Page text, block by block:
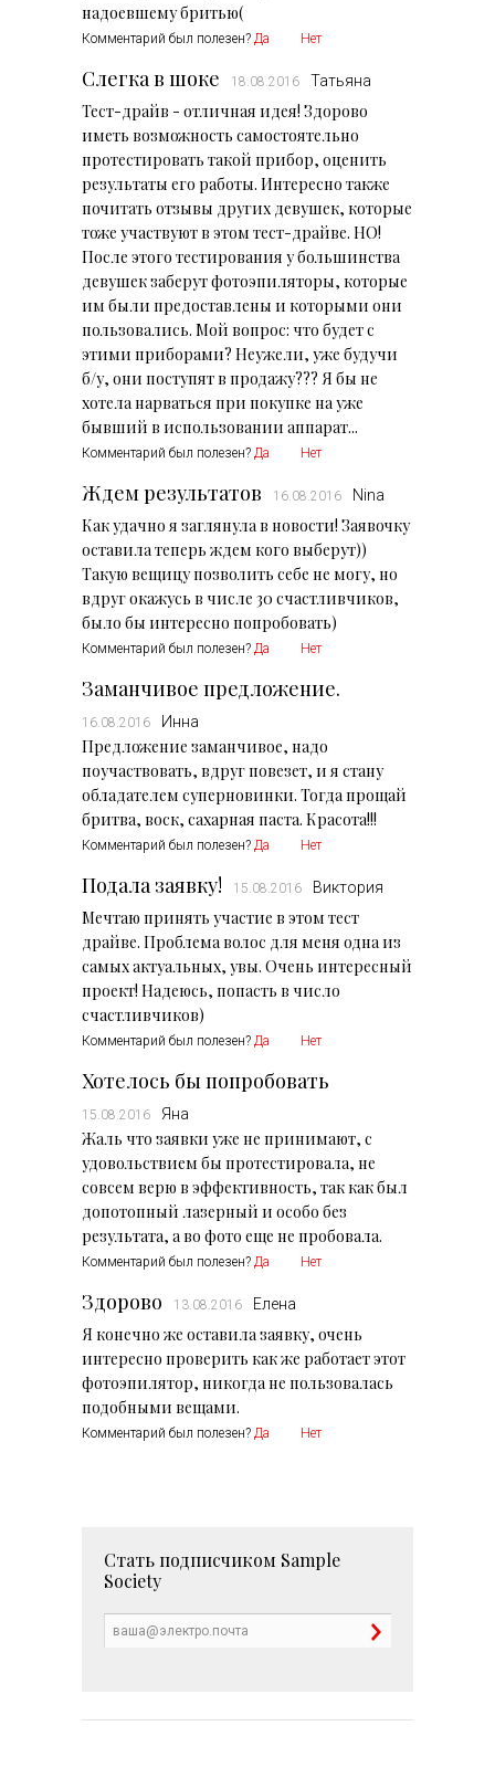
надоевшему бритью(
Комментарий был полезен? Да Нет
Слегка в шоке 18.08.2016 Татьяна
Тест-драйв - отличная идея! Здорово
иметь возможность самостоятельно
протестировать такой прибор, оценить
результаты его работы. Интересно также
почитать отзывы других девушек, которые
тоже участвуют в этом тест-драйве. НО!
После этого тестирования у большинства
девушек заберут фотоэпиляторы, которые
им были предоставлены и которыми они
пользовались. Мой вопрос: что будет с
этими приборами? Неужели, уже будучи
б/у, они поступят в продажу??? Я бы не
хотела нарваться при покупке на уже
бывший в использовании аппарат...
Комментарий был полезен? Да Нет
Ждем результатов 16.08.2016 Nina
Как удачно я заглянула в новости! Заявочку
оставила теперь ждем кого выберут))
Такую вещицу позволить себе не могу, но
вдруг окажусь в числе 30 счастливчиков,
было бы интересно попробовать)
Комментарий был полезен? Да Нет
Заманчивое предложение.
16.08.2016 Инна
Предложение заманчивое, надо
поучаствовать, вдруг повезет, и я стану
обладателем суперновинки. Тогда прощай
Комментарий был полезен? Да Нет
Подала заявку! 15.08.2016 Виктория
Мечтаю принять участие в этом тест
драйве. Проблема волос для меня одна из
самых актуальных, увы. Очень интересный
проект! Надеюсь, попасть в число
счастливчиков)
Комментарий был полезен? Да Нет
Хотелось бы попробовать
15.08.2016 Яна
Жаль что заявки уже не принимают, с
удовольствием бы протестировала, не
совсем верю в эффективность, так как был
допотопный лазерный и особо без
результата, а во фото еще не пробовала.
Комментарий был полезен? Да Нет
Здорово 13.08.2016 Елена
Я конечно же оставила заявку, очень
интересно проверить как же работает этот
фотоэпилятор, никогда не пользовалась
подобными вещами.
Комментарий был полезен? Да Нет
Стать подписчиком Sample
Society